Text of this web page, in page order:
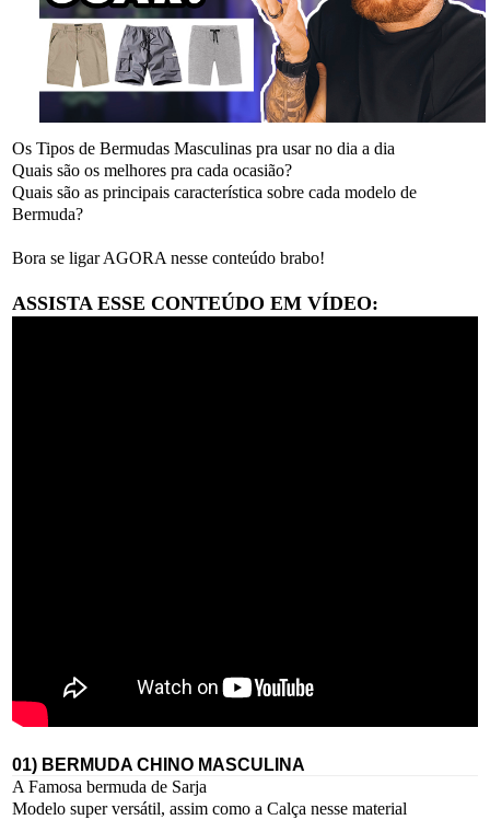
Os Tipos de Bermudas Masculinas pra usar no dia a dia
Quais são os melhores pra cada ocasião?
Quais são as principais característica sobre cada modelo de
Bermuda?
Bora se ligar AGORA nesse conteúdo brabo!
ASSISTA ESSE CONTEÚDO EM VÍDEO:
01) BERMUDA CHINO MASCULINA
A Famosa bermuda de Sarja
Modelo super versátil, assim como a Calça nesse material